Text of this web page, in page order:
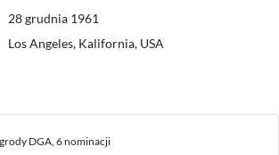
28 grudnia 1961
Los Angeles, Kalifornia, USA
DGA, 6 nominacji